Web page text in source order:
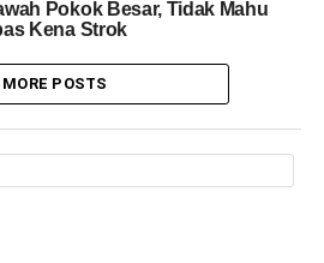
Pokok Besar, Tidak Mahu
Kena Strok
MORE POSTS